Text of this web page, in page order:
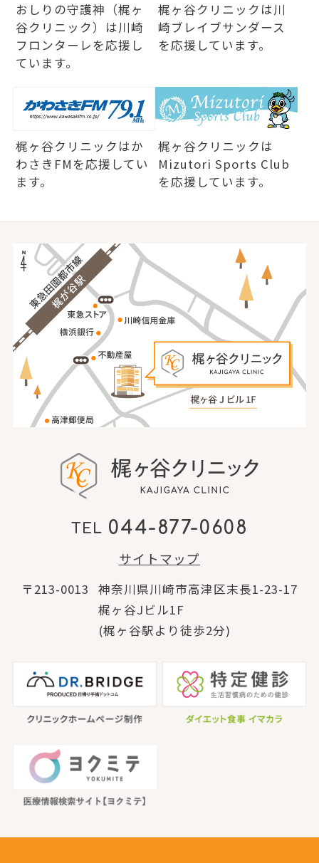
おしりの守護神（梶ヶ
谷クリニック）は川崎
フロンターレを応援し
ています。
梶ヶ谷クリニックは川
崎ブレイブサンダース
を応援しています。
梶ヶ谷クリニックはか
わさきFMを応援してい
ます。
梶ヶ谷クリニックは
Mizutori Sports Club
を応援しています。
TEL 044-877-0608
サイトマップ
〒213-0013
神奈川県川崎市高津区末長1-23-17
梶ヶ谷Jビル1F
(梶ヶ谷駅より徒歩2分)